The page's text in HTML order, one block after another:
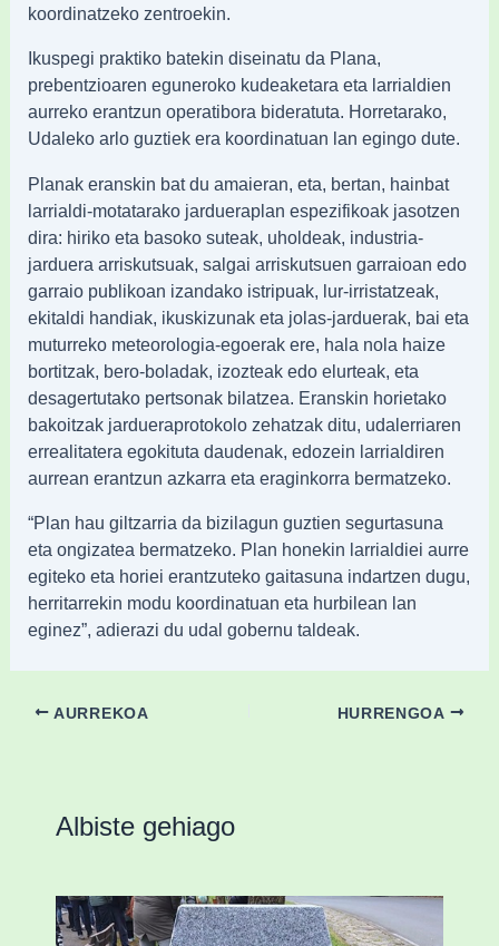
koordinatzeko zentroekin.
Ikuspegi praktiko batekin diseinatu da Plana,
prebentzioaren eguneroko kudeaketara eta larrialdien
aurreko erantzun operatibora bideratuta. Horretarako,
Udaleko arlo guztiek era koordinatuan lan egingo dute.
Planak eranskin bat du amaieran, eta, bertan, hainbat
larrialdi-motatarako jardueraplan espezifikoak jasotzen
dira: hiriko eta basoko suteak, uholdeak, industria-
jarduera arriskutsuak, salgai arriskutsuen garraioan edo
garraio publikoan izandako istripuak, lur-irristatzeak,
ekitaldi handiak, ikuskizunak eta jolas-jarduerak, bai eta
muturreko meteorologia-egoerak ere, hala nola haize
bortitzak, bero-boladak, izozteak edo elurteak, eta
desagertutako pertsonak bilatzea. Eranskin horietako
bakoitzak jardueraprotokolo zehatzak ditu, udalerriaren
errealitatera egokituta daudenak, edozein larrialdiren
aurrean erantzun azkarra eta eraginkorra bermatzeko.
“Plan hau giltzarria da bizilagun guztien segurtasuna
eta ongizatea bermatzeko. Plan honekin larrialdiei aurre
egiteko eta horiei erantzuteko gaitasuna indartzen dugu,
herritarrekin modu koordinatuan eta hurbilean lan
eginez”, adierazi du udal gobernu taldeak.
AURREKOA HURRENGOA
Albiste gehiago